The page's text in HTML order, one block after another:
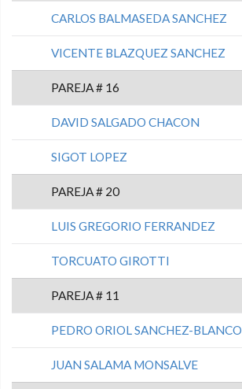
CARLOS BALMASEDA SANCHEZ
VICENTE BLAZQUEZ SANCHEZ
PAREJA # 16
DAVID SALGADO CHACON
SIGOT LOPEZ
PAREJA # 20
LUIS GREGORIO FERRANDEZ
TORCUATO GIROTTI
PAREJA # 11
PEDRO ORIOL SANCHEZ-BLANCO
JUAN SALAMA MONSALVE